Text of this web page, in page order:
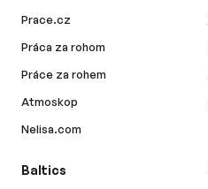
Prace.cz
Práca za rohom
Práce za rohem
Atmoskop
Nelisa.com
Baltics